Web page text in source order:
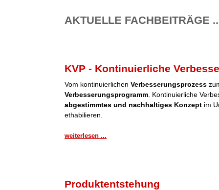
AKTUELLE FACHBEITRÄGE
KVP - Kontinuierliche
Vom kontinuierlichen Verbesserungsprozess
Verbesserungsprogramm . Kontinuierliche
abgestimmtes und nachhaltiges Konzept im
ethabilieren.
weiterlesen ...
Produktentstehung